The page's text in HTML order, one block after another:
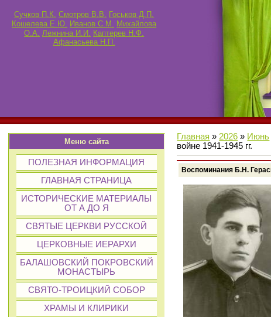
Сучков П.К. Смотров В.В. Госьков Д.П.
Кошелева Е.Ю. Иванов С.М. Михайлова
О.А. Лежнина И.И. Каптерев Н.Ф.
Афанасьева Н.П.
Меню сайта
ПОЛЕЗНАЯ ИНФОРМАЦИЯ
ГЛАВНАЯ СТРАНИЦА
ИСТОРИЧЕСКИЕ МАТЕРИАЛЫ
ОТ А ДО Я
СВЯТЫЕ ЦЕРКВИ РУССКОЙ
ЦЕРКОВНЫЕ ИЕРАРХИ
БАЛАШОВСКИЙ ПОКРОВСКИЙ
МОНАСТЫРЬ
СВЯТО-ТРОИЦКИЙ СОБОР
ХРАМЫ И КЛИРИКИ
Главная »2026 » Июнь
войне 1941-1945 гг.
Воспоминания Б.Н.